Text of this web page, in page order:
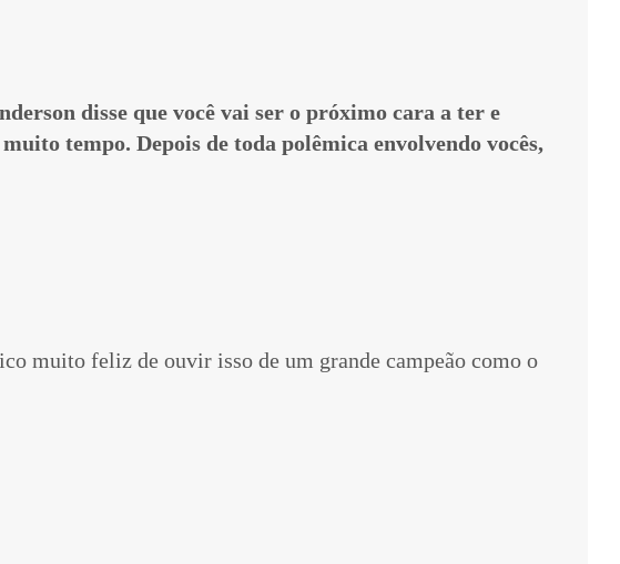
disse que você vai ser o próximo cara a ter e
tempo. Depois de toda polêmica envolvendo vocês,
muito feliz de ouvir isso de um grande campeão como o